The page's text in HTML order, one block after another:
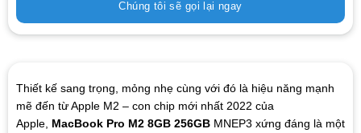
Thiết kế sang trọng, mỏng nhẹ cùng với đó là hiệu năng mạnh
mẽ đến từ Apple M2 – con chip mới nhất 2022 của
Apple, MacBook Pro M2 8GB 256GBMNEP3 xứng đáng là một
Chúng tôi sẽ gọi lại ngay